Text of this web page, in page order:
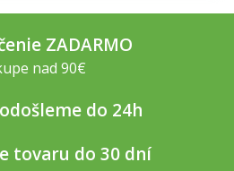
ZADARMO
nad 90€
do 24h
tovaru do 30 dní